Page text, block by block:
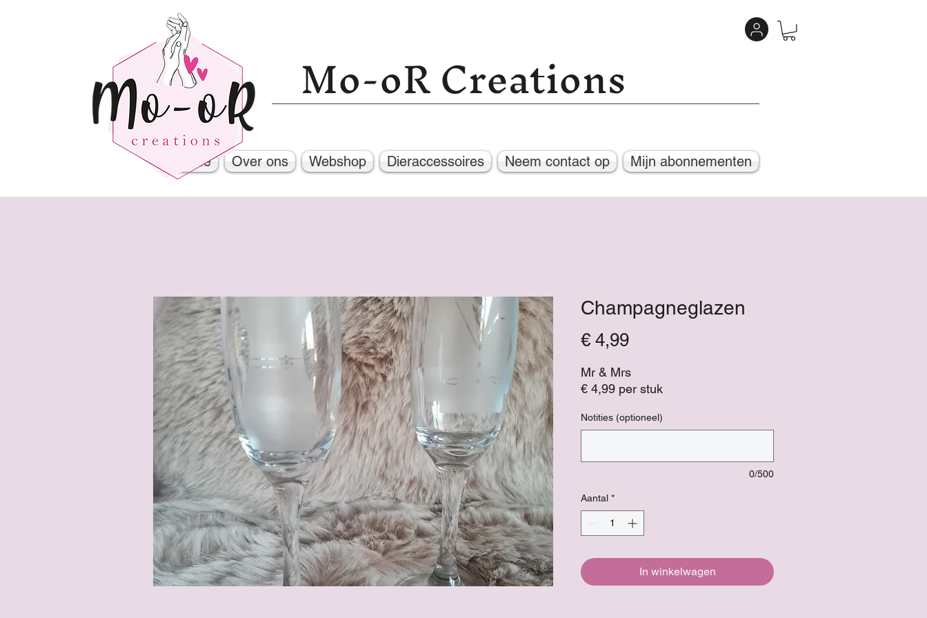
Mo-oR Creations
Home Over ons Webshop Dieraccessoires Neem contact op Mijn abonnementen
Champagneglazen
€ 4,99Prijs
Mr & Mrs
€ 4,99 per stuk
Notities (optioneel)
0/500
Aantal *
In winkelwagen